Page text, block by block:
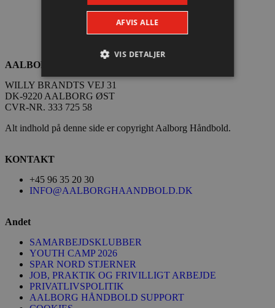
AALBORG HÅNDBOLD A/S
WILLY BRANDTS VEJ 31
DK-9220 AALBORG ØST
CVR-NR. 333 725 58
Alt indhold på denne side er copyright Aalborg Håndbold.
KONTAKT
+45 96 35 20 30
INFO@AALBORGHAANDBOLD.DK
Andet
SAMARBEJDSKLUBBER
YOUTH CAMP 2026
SPAR NORD STJERNER
JOB, PRAKTIK OG FRIVILLIGT ARBEJDE
PRIVATLIVSPOLITIK
AALBORG HÅNDBOLD SUPPORT
AFVIS ALLE
VIS DETALJER
Absolut nødvendige
absolut nødvendige cookies.
_dcid